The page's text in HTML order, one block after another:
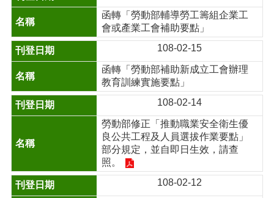
函轉「勞動部輔導勞工籌組企業工
會或產業工會補助要點」
108-02-15
函轉「勞動部補助新成立工會辦理
教育訓練實施要點」
108-02-14
勞動部修正「推動職業安全衛生優
良公共工程及人員選拔作業要點」
部分規定，並自即日生效，請查
照。
108-02-12